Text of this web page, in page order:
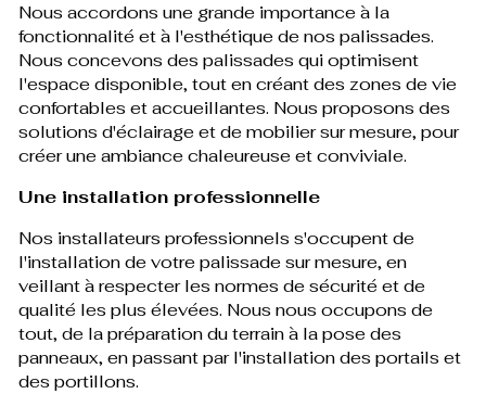
Nous accordons une grande importance à la
fonctionnalité et à l'esthétique de nos palissades.
Nous concevons des palissades qui optimisent
l'espace disponible, tout en créant des zones de vie
confortables et accueillantes. Nous proposons des
solutions d'éclairage et de mobilier sur mesure, pour
créer une ambiance chaleureuse et conviviale.
Une installation professionnelle
Nos installateurs professionnels s'occupent de
l'installation de votre palissade sur mesure, en
veillant à respecter les normes de sécurité et de
qualité les plus élevées. Nous nous occupons de
tout, de la préparation du terrain à la pose des
panneaux, en passant par l'installation des portails et
des portillons.